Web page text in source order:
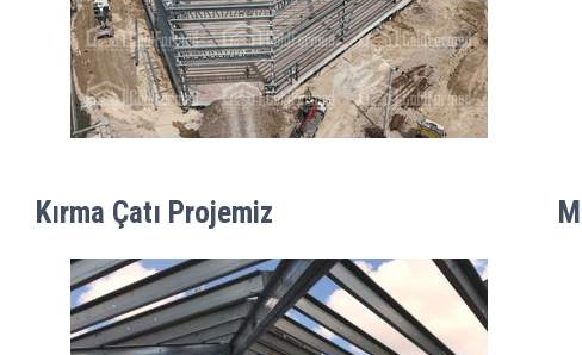
Kırma Çatı Projemiz